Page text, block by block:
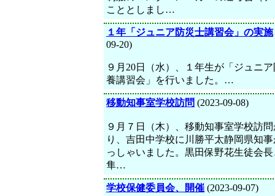
こととしまし…
１年「ジュニア防災士講習会」の実施
09-20)
９月20日（水）、１年生が「ジュニ
養講習会」を行いました。…
移動知事室学校訪問 (2023-09-08)
９月７日（木）、移動知事室学校訪
り、吉田中学校に川勝平太静岡県知
っしゃいました。黒田保野花生徒会
隼…
学校保健委員会、開催 (2023-09-07)